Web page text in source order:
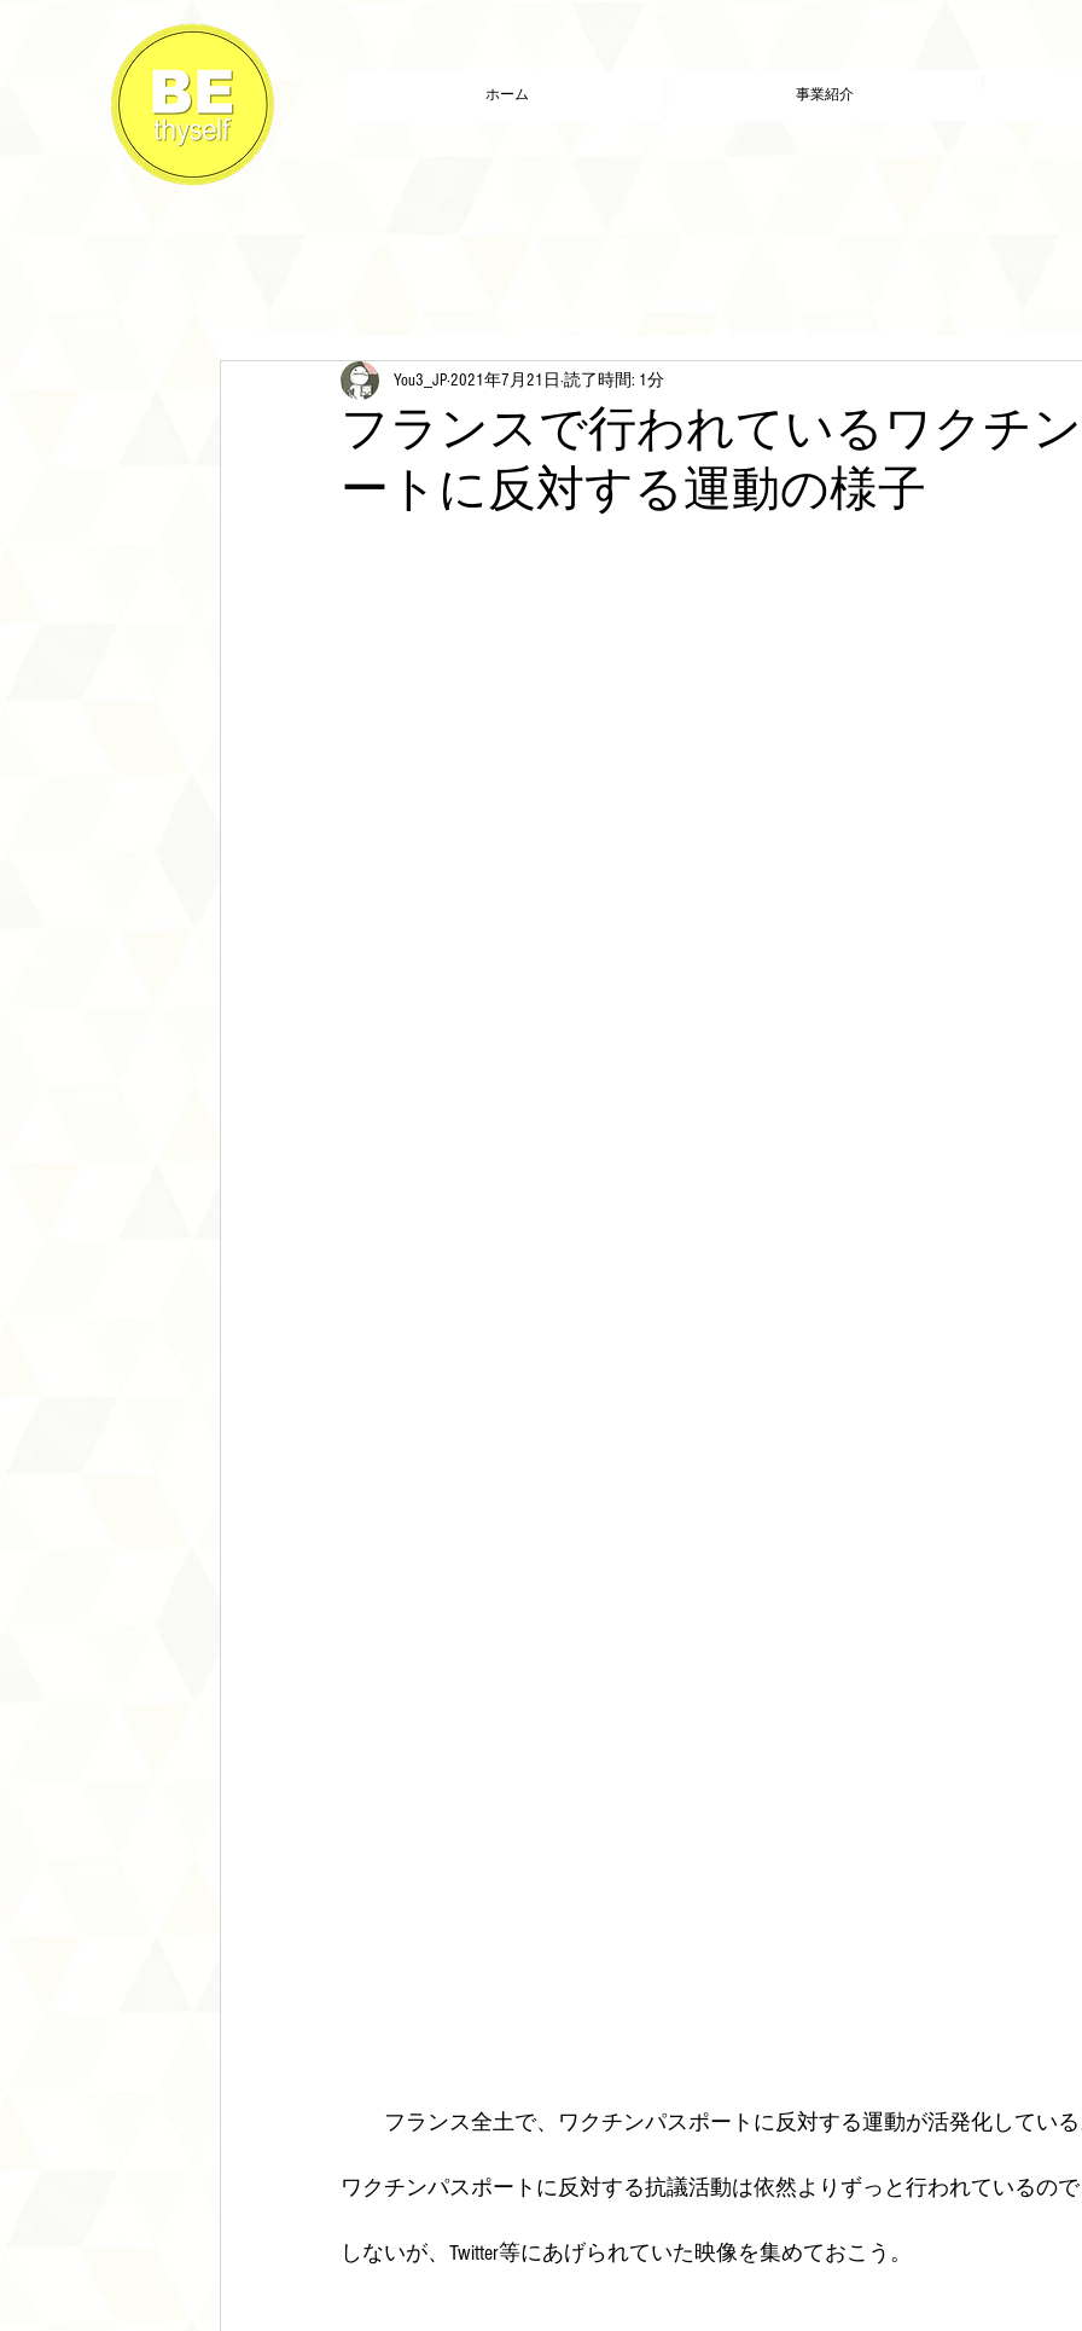
ホーム 事業紹介
フランスで行われているワクチ
ートに反対する運動の様子
You3_JP2021年7月21日 読了時間: 1分
フランス全土で、ワクチンパスポートに反対する運動が活発化してい
ワクチンパスポートに反対する抗議活動は依然よりずっと行われているの
しないが、Twitter等にあげられていた映像を集めておこう。